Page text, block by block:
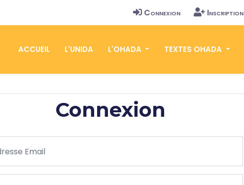
Connexion Inscription
ACCUEIL L'UNIDA L'OHADA TEXTES OHADA
Connexion